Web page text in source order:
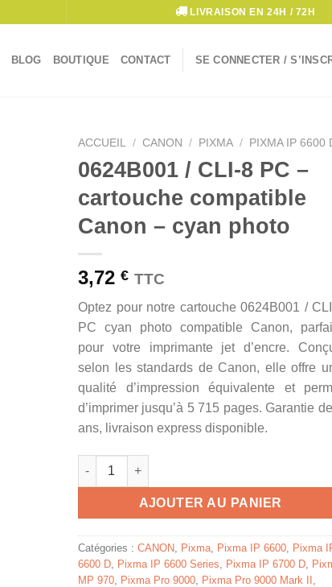
LIVRAISON EN 24H / 72H
BLOG BOUTIQUE CONTACT SE CONNECTER /
ACCUEIL / CANON / PIXMA / PIXMA IP 6600
0624B001 / CLI-8 PC –
cartouche compatible
Canon – cyan photo
3,72 € TTC
Optez pour notre cartouche 0624B001 /
PC cyan photo compatible Canon,
pour votre imprimante jet d’encre.
selon les standards de Canon, elle offre
qualité d’impression équivalente et
d’imprimer jusqu’à 5 715 pages. Garantie
ans, livraison express disponible.
quantité de 0624B001 / CLI-8 PC - cartouche
AJOUTER AU PANIER
Catégories : CANON Pixma Pixma IP 6600 Pixma
6600 D Pixma IP 6600 Series Pixma IP 6700 D
MP 970 Pixma Pro 9000 Pixma Pro 9000 Mark II